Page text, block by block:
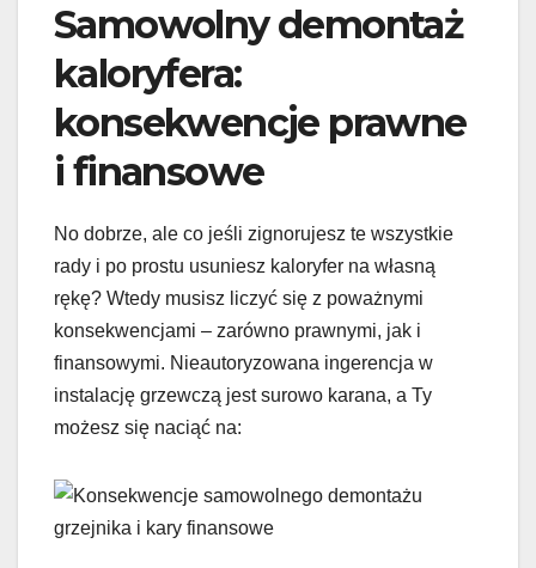
Samowolny demontaż
kaloryfera:
konsekwencje prawne
i finansowe
No dobrze, ale co jeśli zignorujesz te wszystkie
rady i po prostu usuniesz kaloryfer na własną
rękę? Wtedy musisz liczyć się z poważnymi
konsekwencjami – zarówno prawnymi, jak i
finansowymi. Nieautoryzowana ingerencja w
instalację grzewczą jest surowo karana, a Ty
możesz się naciąć na: